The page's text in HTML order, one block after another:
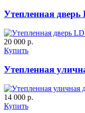
Утепленная дверь
20 000 р.
Купить
Утепленная
14 000 р.
Купить